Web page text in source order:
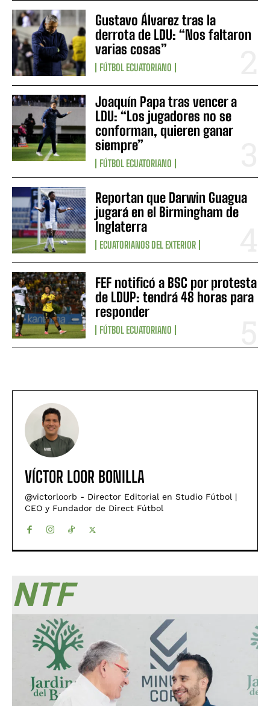
Gustavo Álvarez tras la
derrota de LDU: “Nos faltaron
varias cosas”
FÚTBOL ECUATORIANO
Joaquín Papa tras vencer a
LDU: “Los jugadores no se
conforman, quieren ganar
siempre”
FÚTBOL ECUATORIANO
Reportan que Darwin Guagua
jugará en el Birmingham de
Inglaterra
ECUATORIANOS DEL EXTERIOR
FEF notificó a BSC por protesta
de LDUP: tendrá 48 horas para
responder
FÚTBOL ECUATORIANO
VÍCTOR LOOR BONILLA
@victorloorb - Director Editorial en Studio Fútbol |
CEO y Fundador de Direct Fútbol
NTF